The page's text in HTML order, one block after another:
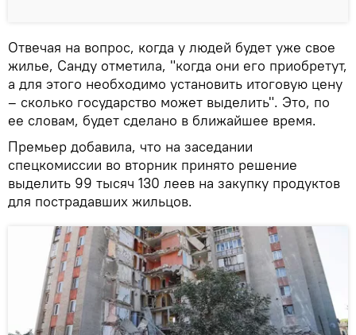
Отвечая на вопрос, когда у людей будет уже свое
жилье, Санду отметила, "когда они его приобретут,
а для этого необходимо установить итоговую цену
– сколько государство может выделить". Это, по
ее словам, будет сделано в ближайшее время.
Премьер добавила, что на заседании
спецкомиссии во вторник принято решение
выделить 99 тысяч 130 леев на закупку продуктов
для пострадавших жильцов.